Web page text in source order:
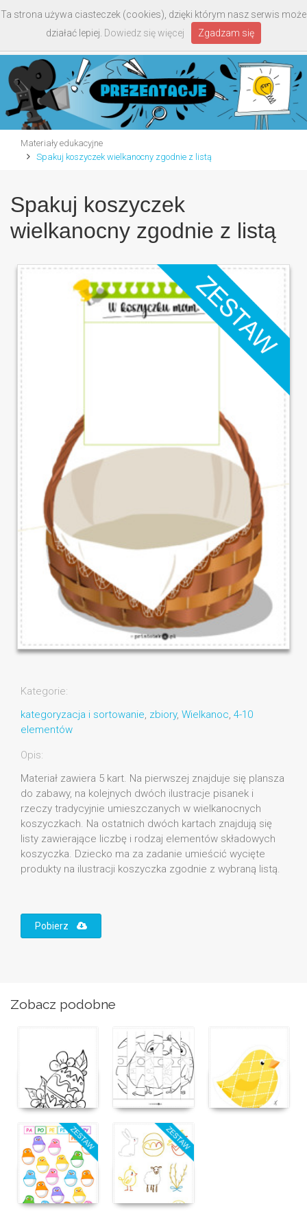
Materiały edukacyjne
Spakuj koszyczek wielkanocny zgodnie z listą
Spakuj koszyczek
wielkanocny zgodnie z listą
Kategorie:
kategoryzacja i sortowanie, zbiory, Wielkanoc, 4-10
elementów
Opis:
Materiał zawiera 5 kart. Na pierwszej znajduje się plansza
do zabawy, na kolejnych dwóch ilustracje pisanek i
rzeczy tradycyjnie umieszczanych w wielkanocnych
koszyczkach. Na ostatnich dwóch kartach znajdują się
listy zawierające liczbę i rodzaj elementów składowych
koszyczka. Dziecko ma za zadanie umieścić wycięte
produkty na ilustracji koszyczka zgodnie z wybraną listą.
Pobierz
Zobacz podobne
Ta strona używa ciasteczek (cookies), dzięki którym nasz serwis może
działać lepiej. Dowiedz się więcej Zgadzam się